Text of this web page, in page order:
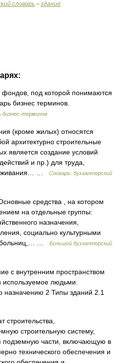
словарь > здание
под которой понимаются
бизнес терминов.
бизнес-терминов
(кроме жилых) относятся
архитектурно строительные
является создание условий
и пр.) для труда,
…
Словарь: бухгалтерский
средства , на котором
на отдельные группы:
назначения,
социально культурными
больниц,… …
Большой бухгалтерский
с внутренним пространством
людьми.
2 Типы зданий 2.1
строительства,
строительную систему,
части, включающую в
технического обеспечения и